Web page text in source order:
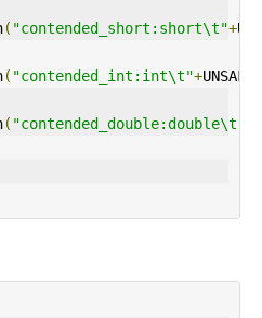
( "contended_short:short\t"+
( "contended_int:int\t"+UNSAFE
( "contended_double:double\t"